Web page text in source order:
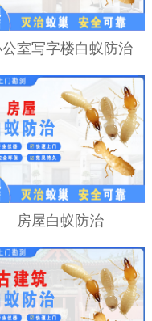
公室写字楼白蚁防治
房屋白蚁防治